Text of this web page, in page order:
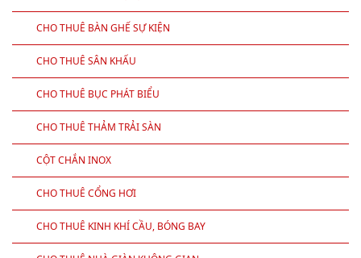
CHO THUÊ THIẾT BỊ DỊCH
CHO THUÊ BÀN GHẾ SỰ KIỆN
CHO THUÊ SÂN KHẤU
CHO THUÊ BỤC PHÁT BIỂU
CHO THUÊ THẢM TRẢI SÀN
CỘT CHẮN INOX
CHO THUÊ CỔNG HƠI
CHO THUÊ KINH KHÍ CẦU, BÓNG BAY